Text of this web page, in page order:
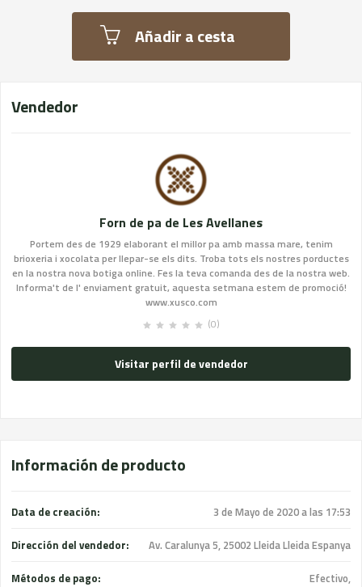
Añadir a cesta
Vendedor
Forn de pa de Les Avellanes
Portem des de 1929 elaborant el millor pa amb massa mare, tenim
brioxeria i xocolata per llepar-se els dits. Troba tots els nostres porductes
en la nostra nova botiga online. Fes la teva comanda des de la nostra web.
Informa't de l' enviament gratuit, aquesta setmana estem de promoció!
www.xusco.com
(0)
Visitar perfil de vendedor
Información de producto
Data de creación: 3 de Mayo de 2020 a las 17:53
Dirección del vendedor: Av. Caralunya 5, 25002 Lleida Lleida Espanya
Métodos de pago: Efectivo,